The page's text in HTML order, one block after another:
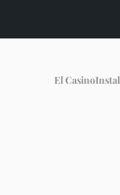
El Casino